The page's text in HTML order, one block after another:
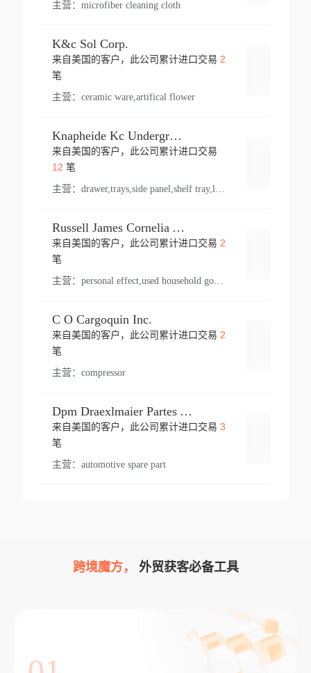
主营： microfiber cleaning cloth
K&c Sol Corp.
来自美国的客户，此公司累计进口交易 2
笔
主营： ceramic ware,artifical flower
Knapheide Kc Underground
来自美国的客户，此公司累计进口交易
12 笔
主营：
Russell James Cornelia Arlington Va
来自美国的客户，此公司累计进口交易 2
笔
主营： personal effect,used household goods
C O Cargoquin Inc.
来自美国的客户，此公司累计进口交易 2
笔
主营： compressor
Dpm Draexlmaier Partes Automotrices Corr Ind Huejotzingo
来自美国的客户，此公司累计进口交易 3
笔
主营： automotive spare part
跨境魔方， 外贸获客必备工具